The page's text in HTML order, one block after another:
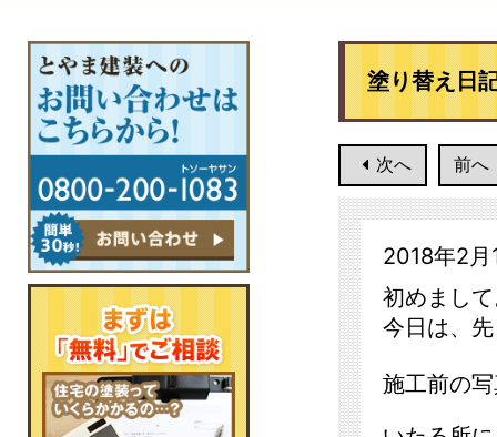
塗り替え日
次へ 前へ
2018年2月
初めまし
今日は、
施工前の